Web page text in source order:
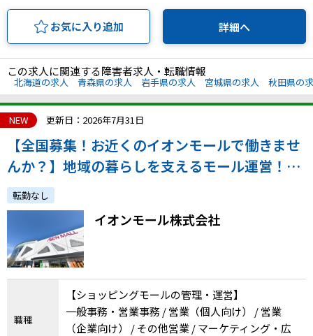
お気に入り追加 詳細へ
この求人に関連する障害者求人・転職情報
北海道の求人 青森県の求人 岩手県の求人 宮城県の求人 秋田県の
NEW 更新日：2026年7月31日
【全国募集！お近くのイオンモールで働きませ
んか？】地域の暮らしを支えるモール運営！／
正社員採用／通院配慮あり
転勤なし
イオンモール株式会社
職種
【ショッピングモールの管理・運営】
一般事務・営業事務 / 営業（個人向け） / 営業
（企業向け） / その他営業 / マーケティング・広